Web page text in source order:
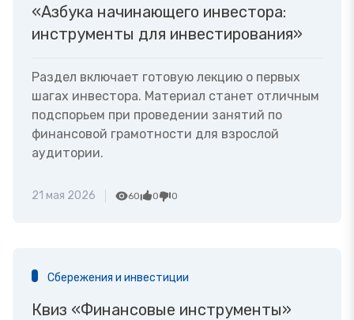
«Азбука начинающего инвестора:
инструменты для инвестирования»
Раздел включает готовую лекцию о первых
шагах инвестора. Материал станет отличным
подспорьем при проведении занятий по
финансовой грамотности для взрослой
аудитории.
21 мая 2026 60 0 0
Сбережения и инвестиции
Квиз «Финансовые инструменты»